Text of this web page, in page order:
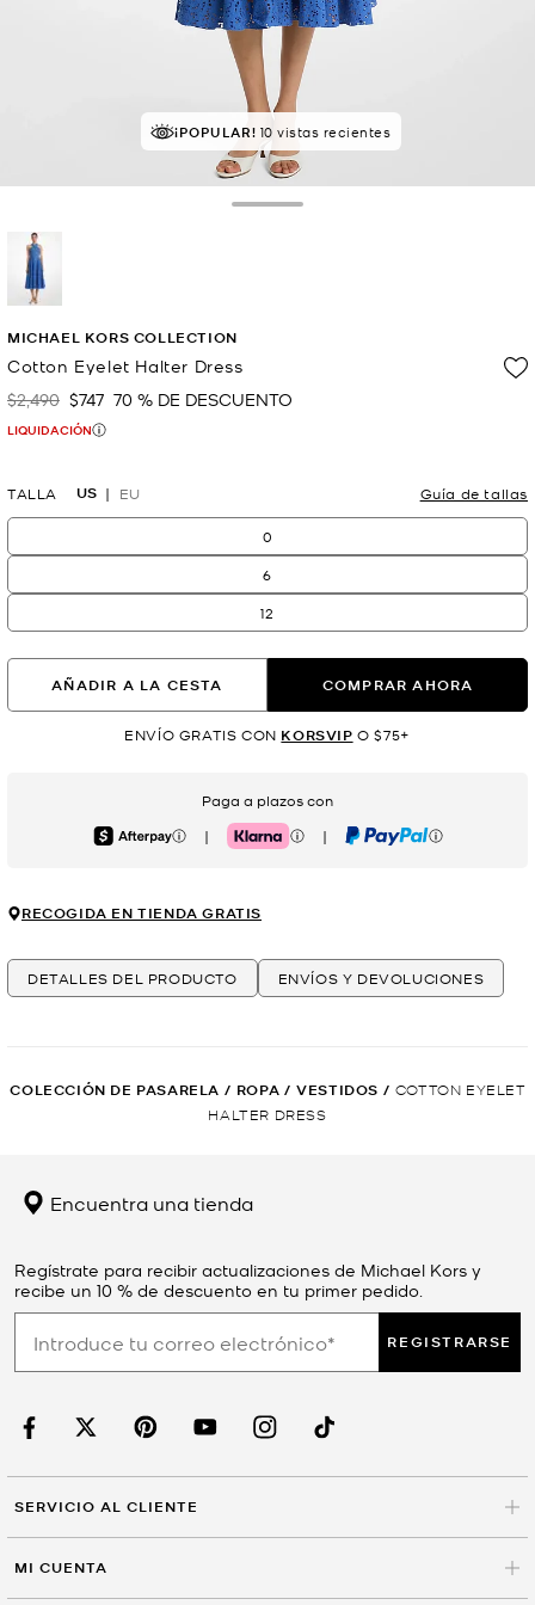
¡POPULAR! 10 vistas recientes
MICHAEL KORS COLLECTION
Cotton Eyelet Halter Dress
Era
$2,490 Ahora
$747 70 % DE DESCUENTO
LIQUIDACIÓN
TALLA US EU Guía de tallas
0
6
12
AÑADIR A LA CESTA COMPRAR AHORA
ENVÍO GRATIS CON KORSVIP O $75+
Paga a plazos con
Afterpay | Klarna | PayPal
RECOGIDA EN TIENDA GRATIS
DETALLES DEL PRODUCTO ENVÍOS Y DEVOLUCIONES
COLECCIÓN DE PASARELA / ROPA / VESTIDOS / COTTON EYELET
HALTER DRESS
Encuentra una tienda
Regístrate para recibir actualizaciones de Michael Kors y
recibe un 10 % de descuento en tu primer pedido.
REGISTRARSE
SERVICIO AL CLIENTE
MI CUENTA